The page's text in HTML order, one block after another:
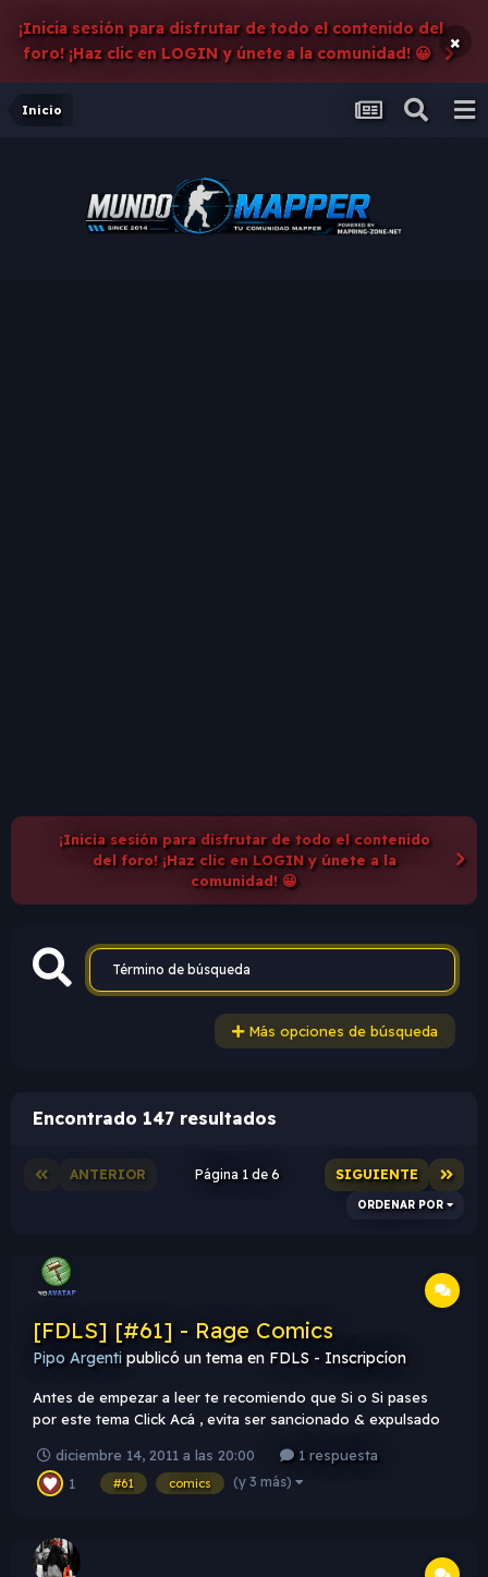
¡Inicia sesión para disfrutar de todo el contenido del
foro! ¡Haz clic en LOGIN y únete a la comunidad! 😀
×
Inicio
¡Inicia sesión para disfrutar de todo el contenido
del foro! ¡Haz clic en LOGIN y únete a la
comunidad! 😀
Más opciones de búsqueda
Encontrado 147 resultados
ANTERIOR SIGUIENTE
Página 1 de 6
ORDENAR POR
[FDLS] [#61] - Rage Comics
Pipo Argenti publicó un tema en FDLS - Inscripcíon
Antes de empezar a leer te recomiendo que Si o Si pases
por este tema Click Acá , evita ser sancionado & expulsado
render que quieran, siempre y cuando, sea un meme
conocido (Trollface, Yaoming, Forever Alone, etc. Texto:
diciembre 14, 2011 a las 20:00
1 respuesta
1
#61 comics (y 3 más)